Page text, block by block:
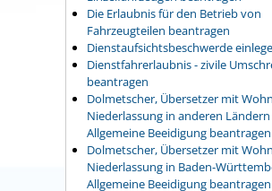
Die Erlaubnis für den Betrieb von
Fahrzeugteilen beantragen
Dienstaufsichtsbeschwerde
Dienstfahrerlaubnis - zivile
beantragen
Dolmetscher, Übersetzer mit
Niederlassung in anderen Ländern
Allgemeine Beeidigung beantragen
Dolmetscher, Übersetzer mit
Niederlassung in Baden-
Allgemeine Beeidigung beantragen